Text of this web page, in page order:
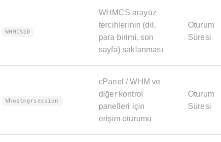
WHMCSSD
WHMCS arayüz
tercihlerinin (dil,
para birimi, son
sayfa) saklanması
Oturum
Süresi
Whostmgrsession
cPanel / WHM ve
diğer kontrol
panelleri için
erişim oturumu
Oturum
Süresi